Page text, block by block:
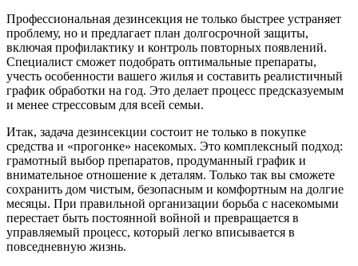
Профессиональная дезинсекция не только быстрее устраняет
проблему, но и предлагает план долгосрочной защиты,
включая профилактику и контроль повторных появлений.
Специалист сможет подобрать оптимальные препараты,
учесть особенности вашего жилья и составить реалистичный
график обработки на год. Это делает процесс предсказуемым
и менее стрессовым для всей семьи.
Итак, задача дезинсекции состоит не только в покупке
средства и «прогонке» насекомых. Это комплексный подход:
грамотный выбор препаратов, продуманный график и
внимательное отношение к деталям. Только так вы сможете
сохранить дом чистым, безопасным и комфортным на долгие
месяцы. При правильной организации борьба с насекомыми
перестает быть постоянной войной и превращается в
управляемый процесс, который легко вписывается в
повседневную жизнь.